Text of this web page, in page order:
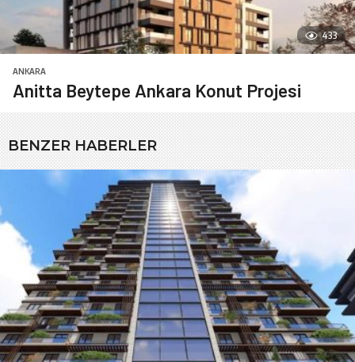
433
ANKARA
Anitta Beytepe Ankara Konut Projesi
BENZER HABERLER